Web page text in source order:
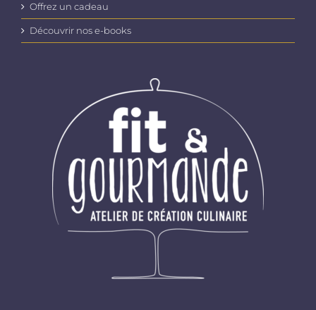
Offrez un cadeau
Découvrir nos e-books